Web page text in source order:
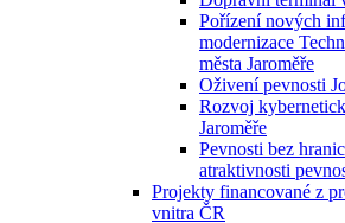
Pořízení nových
modernizace
města Jaroměře
Oživení pevnosti
Rozvoj
Jaroměře
Pevnosti bez
atraktivnosti
Projekty financované z
vnitra ČR